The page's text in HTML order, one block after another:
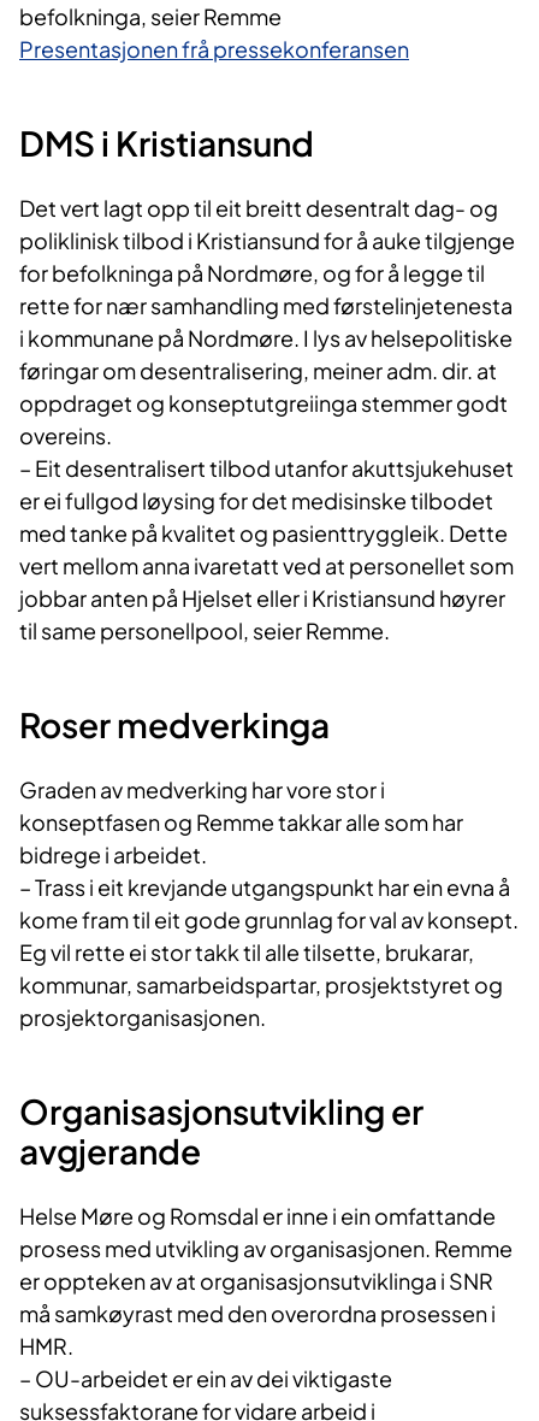
befolkninga, seier Remme
Presentasjonen frå pressekonferansen
DMS i Kristiansund
Det vert lagt opp til eit breitt desentralt dag- og
poliklinisk tilbod i Kristiansund for å auke tilgjenge
for befolkninga på Nordmøre, og for å legge til
rette for nær samhandling med førstelinjetenesta
i kommunane på Nordmøre. I lys av helsepolitiske
føringar om desentralisering, meiner adm. dir. at
oppdraget og konseptutgreiinga stemmer godt
overeins.
– Eit desentralisert tilbod utanfor akuttsjukehuset
er ei fullgod løysing for det medisinske tilbodet
med tanke på kvalitet og pasienttryggleik. Dette
vert mellom anna ivaretatt ved at personellet som
jobbar anten på Hjelset eller i Kristiansund høyrer
til same personellpool, seier Remme.
Roser medverkinga
Graden av medverking har vore stor i
konseptfasen og Remme takkar alle som har
bidrege i arbeidet.
– Trass i eit krevjande utgangspunkt har ein evna å
kome fram til eit gode grunnlag for val av konsept.
Eg vil rette ei stor takk til alle tilsette, brukarar,
kommunar, samarbeidspartar, prosjektstyret og
prosjektorganisasjonen.
Organisasjonsutvikling er
avgjerande
Helse Møre og Romsdal er inne i ein omfattande
prosess med utvikling av organisasjonen. Remme
er oppteken av at organisasjonsutviklinga i SNR
må samkøyrast med den overordna prosessen i
HMR.
– OU-arbeidet er ein av dei viktigaste
suksessfaktorane for vidare arbeid i